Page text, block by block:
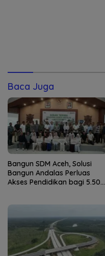
Baca Juga
Bangun SDM Aceh, Solusi
Bangun Andalas Perluas
Akses Pendidikan bagi 5.500